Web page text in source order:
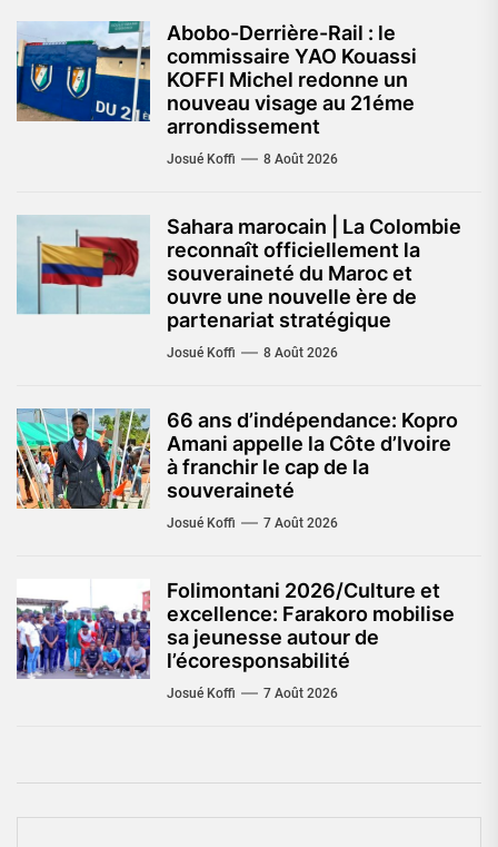
Abobo-Derrière-Rail : le
commissaire YAO Kouassi
KOFFI Michel redonne un
nouveau visage au 21éme
arrondissement
Josué Koffi 8 Août 2026
Sahara marocain | La Colombie
reconnaît officiellement la
souveraineté du Maroc et
ouvre une nouvelle ère de
partenariat stratégique
Josué Koffi 8 Août 2026
66 ans d’indépendance: Kopro
Amani appelle la Côte d’Ivoire
à franchir le cap de la
souveraineté
Josué Koffi 7 Août 2026
Folimontani 2026/Culture et
excellence: Farakoro mobilise
sa jeunesse autour de
l’écoresponsabilité
Josué Koffi 7 Août 2026